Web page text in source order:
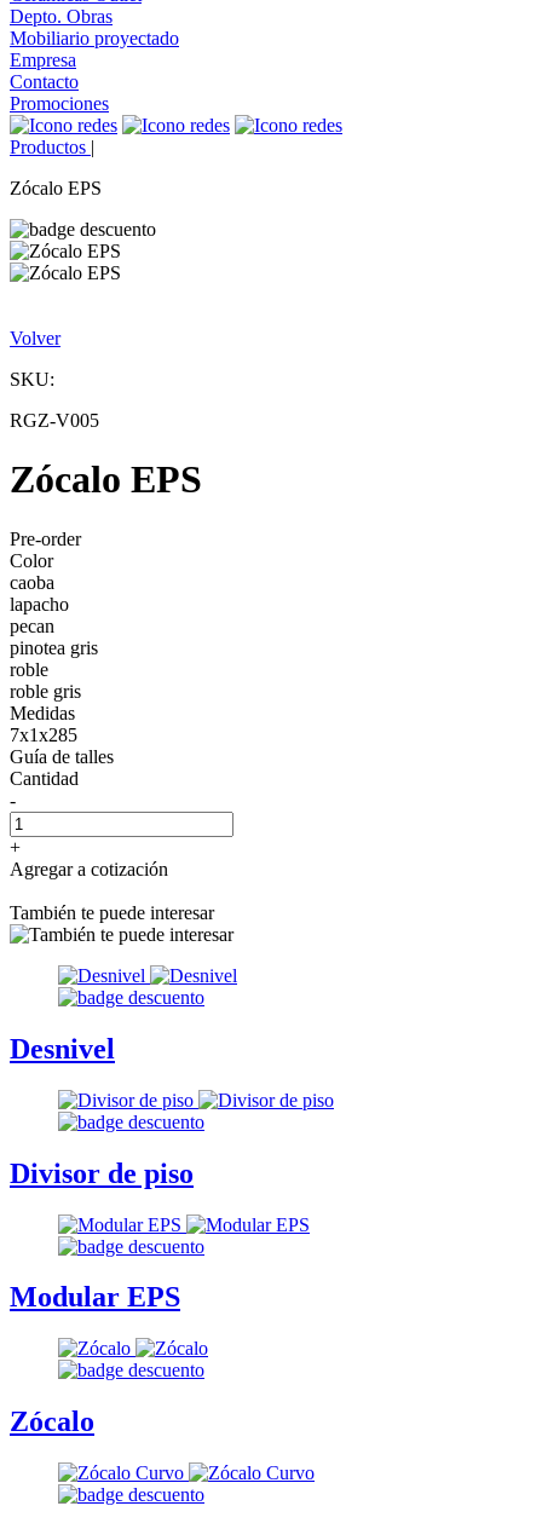
Depto. Obras
Mobiliario proyectado
Empresa
Contacto
Promociones
Productos |
Zócalo EPS
Volver
SKU:
RGZ-V005
Zócalo EPS
Pre-order
Color
caoba
lapacho
pecan
pinotea gris
roble
roble gris
Medidas
7x1x285
Guía de talles
Cantidad
-
+
Agregar a cotización
También te puede interesar
Desnivel
Divisor de piso
Modular EPS
Zócalo